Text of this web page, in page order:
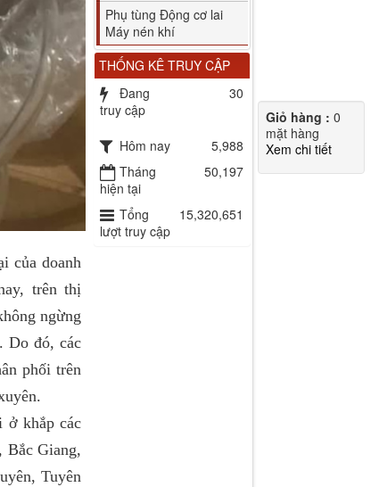
doanh
trên thị
ngừng
Do đó, các
phối trên
khắp các
Giang,
Tuyên
Phụ tùng Động cơ lai
Máy nén khí
THỐNG KÊ TRUY CẬP
Đang
truy cập
30
Hôm nay
5,988
Tháng
hiện tại
50,197
Tổng
lượt truy cập
15,320,651
Giỏ hàng : 0
mặt hàng
Xem chi tiết